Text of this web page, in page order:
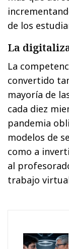
de los
La
La
convertido
mayoría de
cada diez
pandemia
modelos de
como a
al
trabajo